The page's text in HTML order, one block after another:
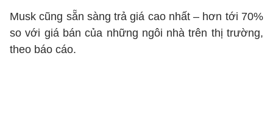
Musk cũng sẵn sàng trả giá cao nhất – hơn tới 70%
so với giá bán của những ngôi nhà trên thị trường,
theo báo cáo.